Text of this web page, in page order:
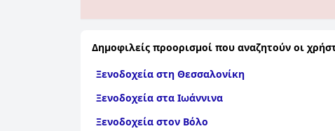
Δημοφιλείς προορισμοί που αναζητούν οι
Ξενοδοχεία στη Θεσσαλονίκη
Ξενοδοχεία στα Ιωάννινα
Ξενοδοχεία στον Βόλο